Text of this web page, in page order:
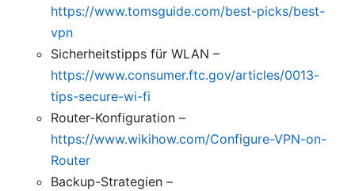
https://www.tomsguide.com/best-picks/best-
vpn
Sicherheitstipps für WLAN –
https://www.consumer.ftc.gov/articles/0013-
tips-secure-wi-fi
Router-Konfiguration –
https://www.wikihow.com/Configure-VPN-on-
Router
Backup-Strategien –